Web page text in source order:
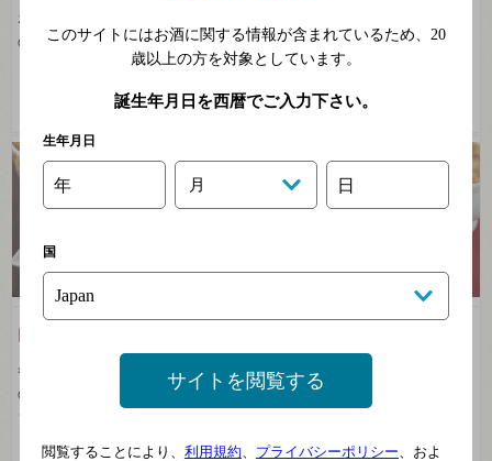
ボジョレーワインとブリしゃぶ
のミネラル感じるマリアージ
2017年02月
の濃厚な赤ワイ...
白菜のラザニア
冬野菜の代表格といえば、甘み
のある白菜。旬の白菜を使った
ラザニアをイタ...
2016年02月
とろ～りチーズと玉ねぎの甘味
ピ！果実の凝縮感...
このサイトにはお酒に関する情報が含まれているため、 20
歳以上の方を対象としています。
誕生年月日を西暦でご入力下さい。
生年月日
年 月 日
国
サイトを閲覧する
閲覧することにより、 利用規約、 プライバシーポリシー、およ